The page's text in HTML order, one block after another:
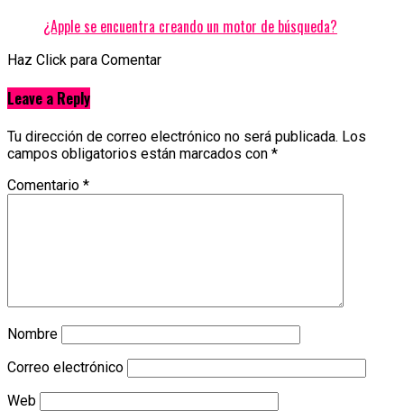
¿Apple se encuentra creando un motor de búsqueda?
Haz Click para Comentar
Leave a Reply
Tu dirección de correo electrónico no será publicada. Los
campos obligatorios están marcados con *
Comentario *
Nombre
Correo electrónico
Web